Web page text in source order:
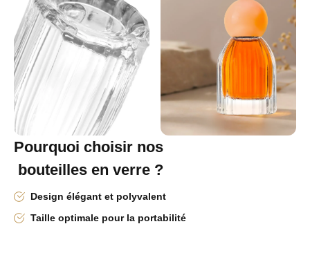
Pourquoi choisir nos
bouteilles en verre ?
Design élégant et polyvalent
Taille optimale pour la portabilité